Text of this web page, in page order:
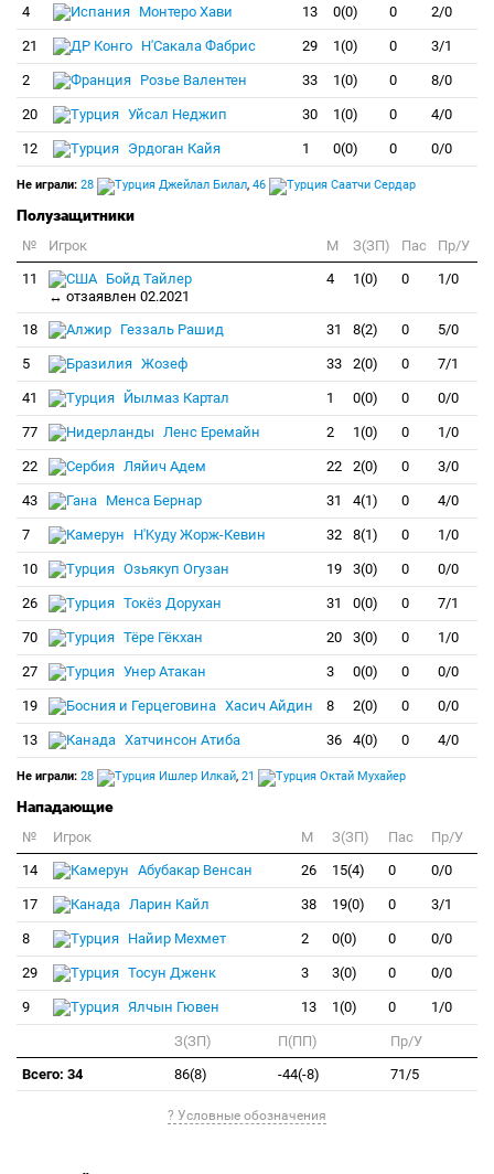
4 Монтеро Хави 13 0(0) 0 2/0
21 Н'Сакала Фабрис 29 1(0) 0 3/1
2 Розье Валентен 33 1(0) 0 8/0
20 Уйсал Неджип 30 1(0) 0 4/0
12 Эрдоган Кайя 1 0(0) 0 0/0
Не играли: 28 Джейлал Билал, 46 Саатчи Сердар
Полузащитники
№ Игрок M З(ЗП) Пас
Пр/У
11
Бойд Тайлер
↔ отзаявлен 02.2021
4 1(0) 0 1/0
18 Геззаль Рашид 31 8(2) 0 5/0
5 Жозеф 33 2(0) 0 7/1
41 Йылмаз Картал 1 0(0) 0 0/0
77 Ленс Еремайн 2 1(0) 0 1/0
22 Ляйич Адем 22 2(0) 0 3/0
43 Менса Бернар 31 4(1) 0 4/0
7 Н'Kуду Жорж-Кевин 32 8(1) 0 1/0
10 Озьякуп Огузан 19 3(0) 0 0/0
26 Токёз Дорухан 31 0(0) 0 7/1
70 Тёре Гёкхан 20 3(0) 0 1/0
27 Унер Атакан 3 0(0) 0 0/0
19 Хасич Айдин 8 2(0) 0 0/0
13 Хатчинсон Атиба 36 4(0) 0 4/0
Не играли: 28 Ишлер Илкай, 21 Октай Мухайер
Нападающие
№ Игрок M З(ЗП) Пас
Пр/У
14
Абубакар Венсан 26 15(4) 0 0/0
17 Ларин Кайл 38 19(0) 0 3/1
8 Найир Мехмет 2 0(0) 0 0/0
29 Тосун Дженк 3 3(0) 0 0/0
9 Ялчын Гювен 13 1(0) 0 1/0
З(ЗП) П(ПП)
Пр/У
Всего: 34
86(8) -44(-8) 71/5
? Условные обозначения